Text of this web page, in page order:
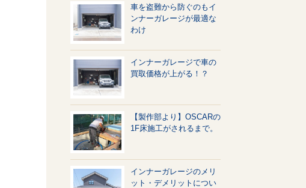
車を盗難から防ぐのもイ
ンナーガレージが最適な
わけ
インナーガレージで車の
買取価格が上がる！？
【製作部より】OSCARの
1F床施工がされるまで。
インナーガレージのメリ
ット・デメリットについ